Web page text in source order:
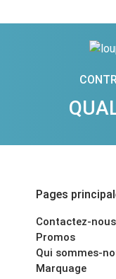
Pages
Contactez-nous
Promos
Qui sommes-
Marquage